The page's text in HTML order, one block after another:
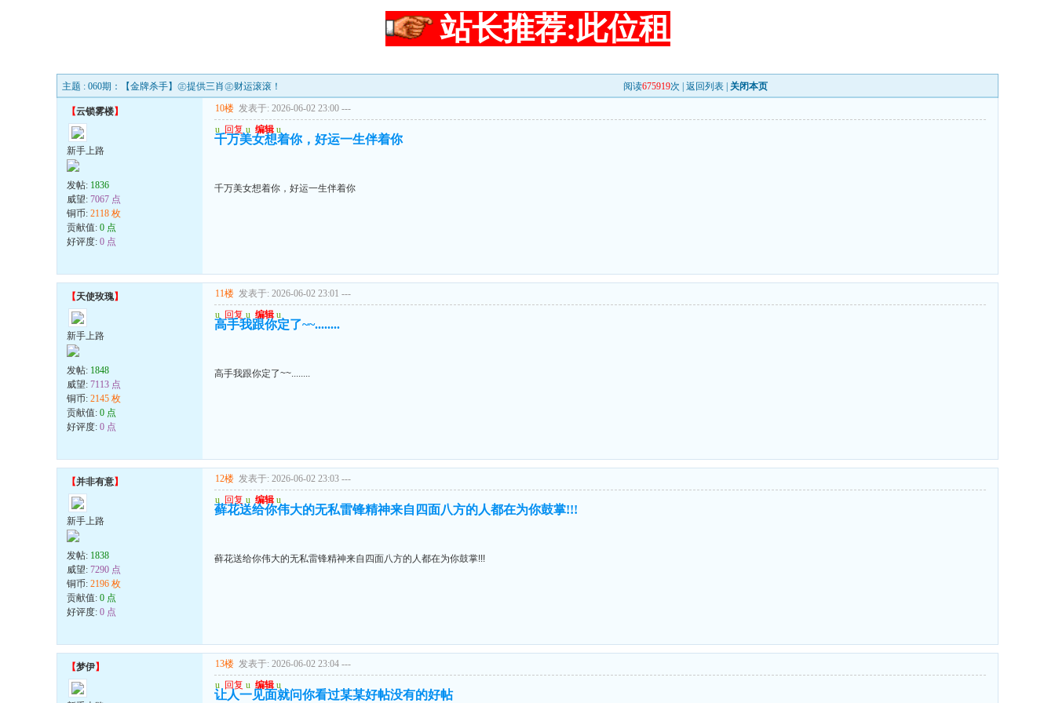
站长推荐:此位租
主题 : 060期：【金牌杀手】㊣提供三肖㊣财运滚滚！ 阅读675919次 | 返回列表 关闭本页
【云锁雾楼】
新手上路
发帖: 1836
威望: 7067 点
铜币: 2118 枚
贡献值: 0 点
好评度: 0 点
10楼 发表于: 2026-06-02 23:00 ---
u 回复 u 编辑 u
千万美女想着你，好运一生伴着你
千万美女想着你，好运一生伴着你
【天使玫瑰】
新手上路
发帖: 1848
威望: 7113 点
铜币: 2145 枚
贡献值: 0 点
好评度: 0 点
11楼 发表于: 2026-06-02 23:01 ---
u 回复 u 编辑 u
高手我跟你定了~~........
高手我跟你定了~~........
【并非有意】
新手上路
发帖: 1838
威望: 7290 点
铜币: 2196 枚
贡献值: 0 点
好评度: 0 点
12楼 发表于: 2026-06-02 23:03 ---
u 回复 u 编辑 u
藓花送给你伟大的无私雷锋精神来自四面八方的人都在为你鼓掌!!!
藓花送给你伟大的无私雷锋精神来自四面八方的人都在为你鼓掌!!!
【梦伊】 13楼 发表于: 2026-06-02 23:04 ---
u 回复 u 编辑 u
让人一见面就问你看过某某好帖没有的好帖